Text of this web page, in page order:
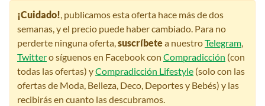
¡Cuidado! , publicamos esta oferta hace más de dos
semanas, y el precio puede haber cambiado. Para no
perderte ninguna oferta, suscríbetea nuestroTelegram
Twittero síguenos en Facebook con Compradicción (con
todas las ofertas) yCompradicción Lifestyle (solo con las
ofertas de Moda, Belleza, Deco, Deportes y Bebés) y las
recibirás en cuanto las descubramos.